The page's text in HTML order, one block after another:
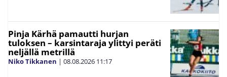
Pinja Kärhä pamautti hurjan
tuloksen – karsintaraja ylittyi peräti
neljällä metrillä
Niko Tikkanen | 08.08.2026 11:17